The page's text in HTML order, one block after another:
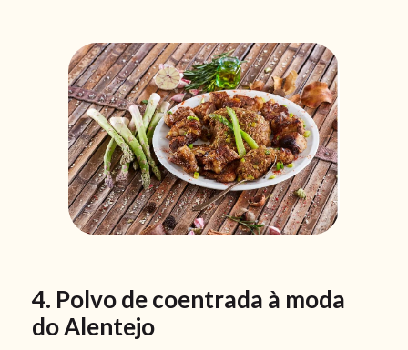
4. Polvo de coentrada à moda
do Alentejo